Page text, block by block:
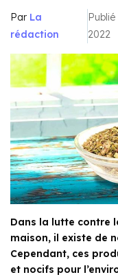
Par La
rédaction
2022
Dans la lutte contre
maison, il existe de
Cependant, ces
et nocifs pour